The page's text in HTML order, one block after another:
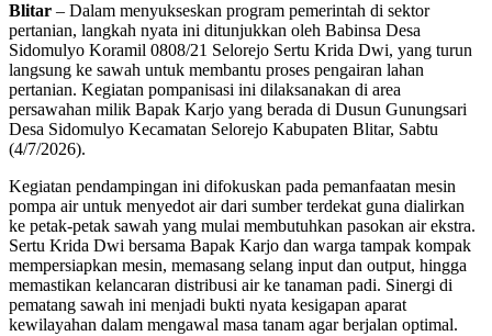
Blitar – Dalam menyukseskan program pemerintah di sektor
pertanian, langkah nyata ini ditunjukkan oleh Babinsa Desa
Sidomulyo Koramil 0808/21 Selorejo Sertu Krida Dwi, yang turun
langsung ke sawah untuk membantu proses pengairan lahan
pertanian. Kegiatan pompanisasi ini dilaksanakan di area
persawahan milik Bapak Karjo yang berada di Dusun Gunungsari
Desa Sidomulyo Kecamatan Selorejo Kabupaten Blitar, Sabtu
(4/7/2026).
Kegiatan pendampingan ini difokuskan pada pemanfaatan mesin
pompa air untuk menyedot air dari sumber terdekat guna dialirkan
ke petak-petak sawah yang mulai membutuhkan pasokan air ekstra.
Sertu Krida Dwi bersama Bapak Karjo dan warga tampak kompak
mempersiapkan mesin, memasang selang input dan output, hingga
memastikan kelancaran distribusi air ke tanaman padi. Sinergi di
pematang sawah ini menjadi bukti nyata kesigapan aparat
kewilayahan dalam mengawal masa tanam agar berjalan optimal.